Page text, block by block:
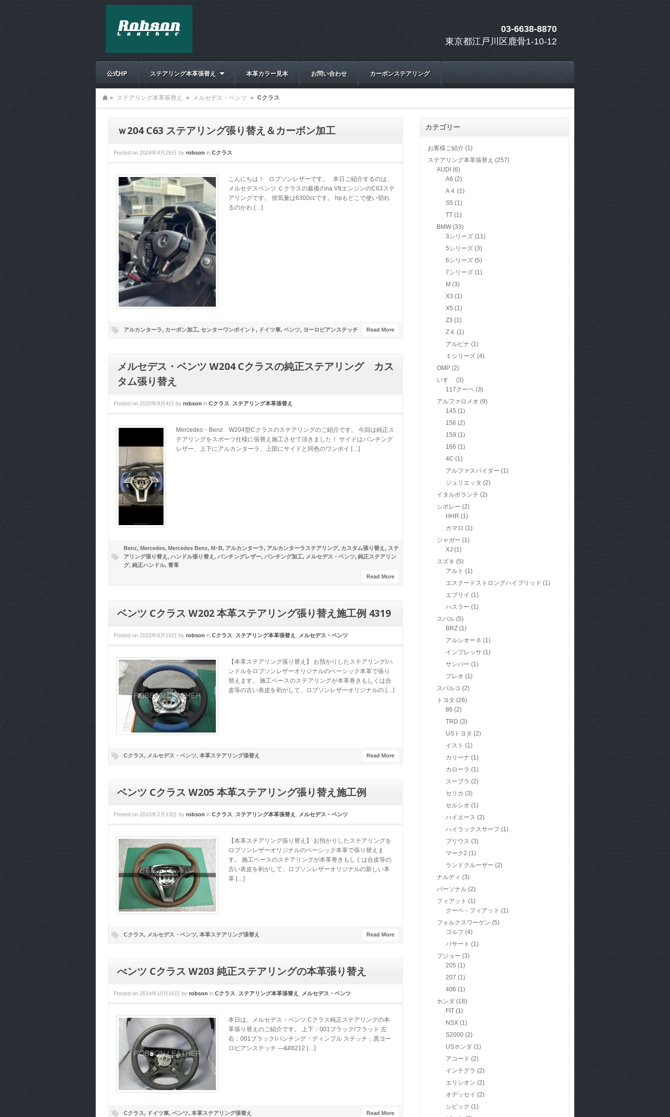
03-6638-8870
東京都江戸川区鹿骨1-10-12
公式HP ステアリング本革張替え 本革カラー見本 お問い合わせ カーボンステアリング
» ステアリング本革張替え » メルセデス・ベンツ » Cクラス
ｗ204 C63 ステアリング張り替え＆カーボン加工
Posted on 2024年4月26日 by robson in Cクラス
こんにちは！ ロブソンレザーです。 本日ご紹介するのは、
メルセデスベンツ Ｃクラスの最後のna V8エンジンのC63ステ
アリングです。 排気量は6300ccです。 hpもどこで使い切れ
るのかわ […]
アルカンターラ, カーボン加工, センターワンポイント, ドイツ車, ベンツ, ヨーロピアンステッチ Read More
メルセデス・ベンツ W204 Cクラスの純正ステアリング カス
タム張り替え
Posted on 2020年8月4日 by robson in Cクラス, ステアリング本革張替え
Mercedes・Benz W204型Cクラスのステアリングのご紹介です。 今回は純正ス
テアリングをスポーツ仕様に張替え施工させて頂きました！ サイドはパンチング
レザー、上下にアルカンターラ、上部にサイドと同色のワンポイ […]
Benz, Mercedes, Mercedes Benz, M･B, アルカンターラ, アルカンターラステアリング, カスタム張り替え , ステ
アリング張り替え , ハンドル張り替え , パンチングレザー, パンチング加工, メルセデス・ベンツ, 純正ステアリン
グ, 純正ハンドル, 青革
Read More
ベンツ Cクラス W202 本革ステアリング張り替え施工例 4319
Posted on 2015年6月16日 by robson in Cクラス, ステアリング本革張替え , メルセデス・ベンツ
【本革ステアリング張り替え】 お預かりしたステアリング/ハ
ンドルをロブソンレザーオリジナルのベーシック本革で張り
替えます。 施工ベースのステアリングが本革巻きもしくは合
皮等の古い表皮を剥がして、ロブソンレザーオリジナルの […]
Cクラス, メルセデス・ベンツ, 本革ステアリング張替え Read More
ベンツ Cクラス W205 本革ステアリング張り替え施工例
Posted on 2015年2月13日 by robson in Cクラス, ステアリング本革張替え , メルセデス・ベンツ
【本革ステアリング張り替え】 お預かりしたステアリングを
ロブソンレザーオリジナルのベーシック本革で張り替えま
す。 施工ベースのステアリングが本革巻きもしくは合皮等の
古い表皮を剥がして、ロブソンレザーオリジナルの新しい本
革 […]
Cクラス, メルセデス・ベンツ, 本革ステアリング張替え Read More
べンツ Cクラス W203 純正ステアリングの本革張り替え
Posted on 2014年10月16日 by robson in Cクラス, ステアリング本革張替え , メルセデス・ベンツ
本日は、メルセデス・ベンツ Cクラス純正ステアリングの本
革張り替えのご紹介です。 上下：001ブラック/フラット 左
右：001ブラック/パンチング・ディンプル ステッチ：黒ヨー
ロピアンステッチ —&#8212 […]
Cクラス, ドイツ車, ベンツ, 本革ステアリング張替え Read More
カテゴリー
お客様ご紹介 (1)
ステアリング本革張替え (257)
AUDI (6)
A6 (2)
A４ (1)
S5 (1)
TT (1)
BMW (33)
3シリーズ (11)
5シリーズ (3)
6シリーズ (5)
7シリーズ (1)
M (3)
X3 (1)
X5 (1)
Z3 (1)
Z４ (1)
アルピナ (1)
１シリーズ (4)
OMP (2)
いすゞ
(3)
117クーペ (3)
アルファロメオ (9)
145 (1)
156 (2)
159 (1)
166 (1)
4C (1)
アルファスパイダー (1)
ジュリエッタ (2)
イタルボランテ (2)
シボレー (2)
HHR (1)
カマロ (1)
ジャガー (1)
XJ (1)
スズキ (5)
アルト (1)
エスクードストロングハイブリッド (1)
エブリイ (1)
ハスラー (1)
スバル (5)
BRZ (1)
アルシオーネ (1)
インプレッサ (1)
サンバー (1)
プレオ (1)
スパルコ (2)
トヨタ (26)
86 (2)
TRD (3)
USトヨタ (2)
イスト (1)
カリーナ (1)
カローラ (1)
スープラ (2)
セリカ (3)
セルシオ (1)
ハイエース (2)
ハイラックスサーフ (1)
プリウス (3)
マーク2 (1)
ランドクルーザー (2)
ナルディ (3)
パーソナル (2)
フィアット (1)
クーペ・フィアット (1)
フォルクスワーゲン (5)
ゴルフ (4)
パサート (1)
プジョー (3)
205 (1)
207 (1)
406 (1)
ホンダ (18)
FIT (1)
NSX (1)
S2000 (2)
USホンダ (1)
アコード (2)
インテグラ (2)
エリシオン (2)
オデッセイ (2)
シビック (1)